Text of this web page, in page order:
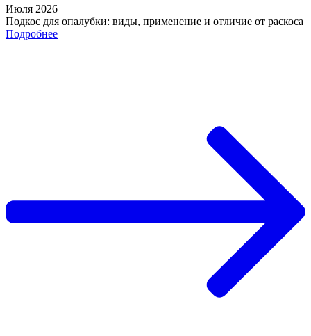
Июля 2026
Подкос для опалубки: виды, применение и отличие от раскоса
Подробнее